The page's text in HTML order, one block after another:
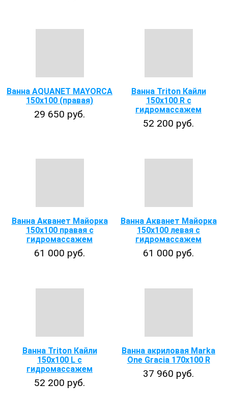
Ванна AQUANET MAYORCA
150х100 (правая)
29 650 руб.
Ванна Triton Кайли
150x100 R с
гидромассажем
52 200 руб.
Ванна Акванет Майорка
150х100 правая с
гидромассажем
61 000 руб.
Ванна Акванет Майорка
150х100 левая с
гидромассажем
61 000 руб.
Ванна Triton Кайли
150x100 L с
гидромассажем
52 200 руб.
Ванна акриловая Marka
One Gracia 170x100 R
37 960 руб.